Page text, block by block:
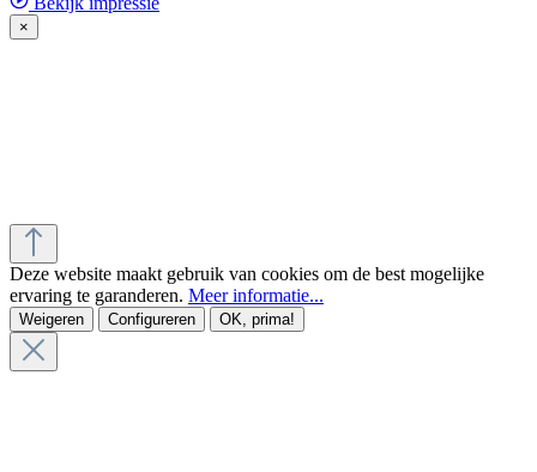
×
Deze website maakt gebruik van cookies om de best mogelijke
ervaring te garanderen. Meer informatie...
Weigeren Configureren OK, prima!